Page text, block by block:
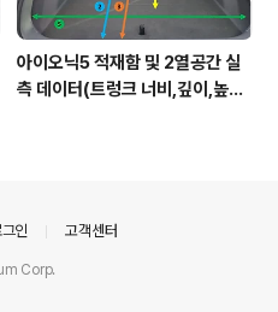
아이오닉5 적재함 및 2열공간 실
측 데이터(트렁크 너비,깊이,높이,
인 고객센터
Corp.